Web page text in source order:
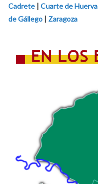
Cadrete | Cuarte de Huerva
de Gállego | Zaragoza